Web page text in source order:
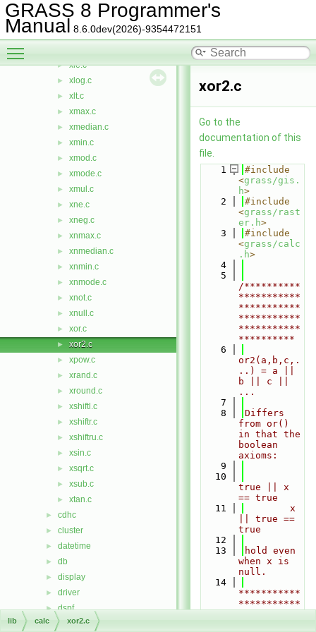
GRASS 8 Programmer's
Manual 8.6.0dev(2026)-9354472151
► xgt.c
► xif.c
► xint.c
► xle.c
► xlog.c
► xlt.c
► xmax.c
► xmedian.c
► xmin.c
► xmod.c
► xmode.c
► xmul.c
► xne.c
► xneg.c
► xnmax.c
► xnmedian.c
► xnmin.c
► xnmode.c
► xnot.c
► xnull.c
► xor.c
► xor2.c
► xpow.c
► xrand.c
► xround.c
► xshiftl.c
► xshiftr.c
► xshiftru.c
► xsin.c
► xsqrt.c
► xsub.c
► xtan.c
► cdhc
► cluster
► datetime
► db
► display
► driver
► dspf
► external
xor2.c
Go to the
documentation of this
file.
    1
#include
<grass/gis.
h>
    2
#include
<grass/rast
er.h>
    3
#include
<grass/calc
.h>
    4
    5
/**********
***********
***********
***********
***********
**********
    6
or2(a,b,c,.
..) = a ||
b || c ||
...
    7
    8
Differs
from or()
in that the
boolean
axioms:
    9
   10
true || x
== true
   11
        x
|| true ==
true
   12
   13
hold even
when x is
null.
   14
***********
***********
lib calc xor2.c